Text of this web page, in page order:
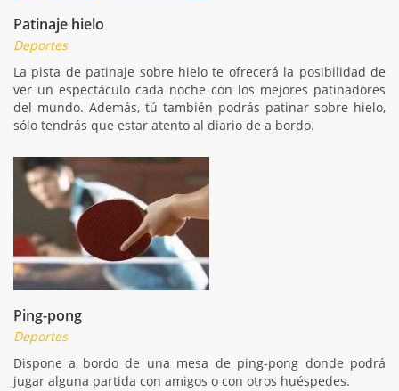
Patinaje hielo
Deportes
La pista de patinaje sobre hielo te ofrecerá la posibilidad de
ver un espectáculo cada noche con los mejores patinadores
del mundo. Además, tú también podrás patinar sobre hielo,
sólo tendrás que estar atento al diario de a bordo.
Ping-pong
Deportes
Dispone a bordo de una mesa de ping-pong donde podrá
jugar alguna partida con amigos o con otros huéspedes.